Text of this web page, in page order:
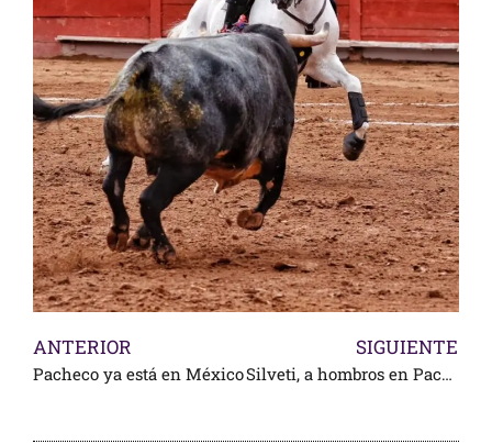
ANTERIOR
Pacheco ya está en México
SIGUIENTE
Silveti, a hombros en Pachuca